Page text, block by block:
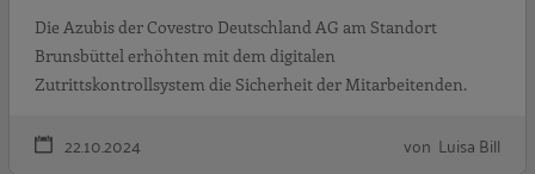
Die Azubis der Covestro Deutschland AG am Standort
Brunsbüttel erhöhten mit dem digitalen
Zutrittskontrollsystem die Sicherheit der Mitarbeitenden.
22.10.2024 von Luisa Bill